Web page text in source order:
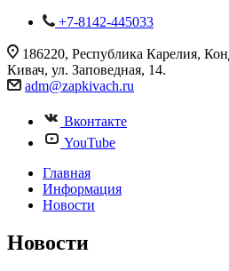
+7-8142-445033
186220, Республика Карелия,
Кивач, ул. Заповедная, 14.
adm@zapkivach.ru
Вконтакте
YouTube
Главная
Информация
Новости
Новости